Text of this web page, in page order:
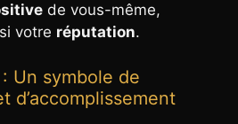
de vous-même,
votre réputation.
Un symbole de
d’accomplissement